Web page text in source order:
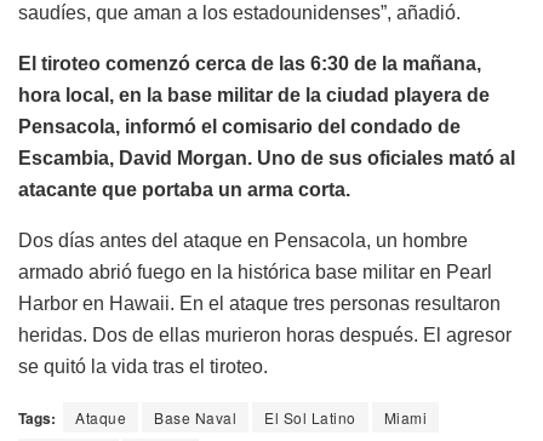
saudíes, que aman a los estadounidenses”, añadió.
El tiroteo comenzó cerca de las 6:30 de la mañana,
hora local, en la base militar de la ciudad playera de
Pensacola, informó el comisario del condado de
Escambia, David Morgan. Uno de sus oficiales mató al
atacante que portaba un arma corta.
Dos días antes del ataque en Pensacola, un hombre
armado abrió fuego en la histórica base militar en Pearl
Harbor en Hawaii. En el ataque tres personas resultaron
heridas. Dos de ellas murieron horas después. El agresor
se quitó la vida tras el tiroteo.
Tags: Ataque Base Naval El Sol Latino
Miami